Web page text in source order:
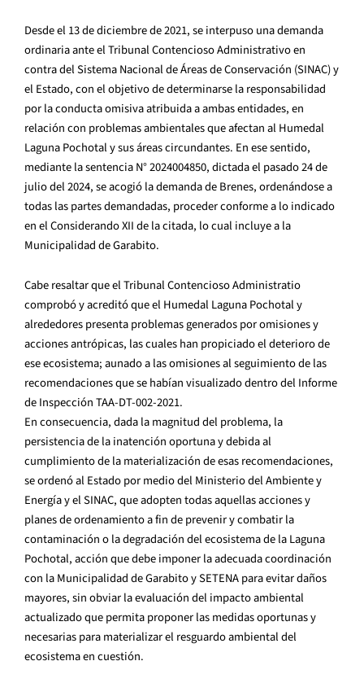
Desde el 13 de diciembre de 2021, se interpuso una demanda
ordinaria ante el Tribunal Contencioso Administrativo en
contra del Sistema Nacional de Áreas de Conservación (SINAC) y
el Estado, con el objetivo de determinarse la responsabilidad
por la conducta omisiva atribuida a ambas entidades, en
relación con problemas ambientales que afectan al Humedal
Laguna Pochotal y sus áreas circundantes. En ese sentido,
mediante la sentencia N° 2024004850, dictada el pasado 24 de
julio del 2024, se acogió la demanda de Brenes, ordenándose a
todas las partes demandadas, proceder conforme a lo indicado
en el Considerando XII de la citada, lo cual incluye a la
Municipalidad de Garabito.
Cabe resaltar que el Tribunal Contencioso Administratio
comprobó y acreditó que el Humedal Laguna Pochotal y
alrededores presenta problemas generados por omisiones y
acciones antrópicas, las cuales han propiciado el deterioro de
ese ecosistema; aunado a las omisiones al seguimiento de las
recomendaciones que se habían visualizado dentro del Informe
de Inspección TAA-DT-002-2021.
En consecuencia, dada la magnitud del problema, la
persistencia de la inatención oportuna y debida al
cumplimiento de la materialización de esas recomendaciones,
se ordenó al Estado por medio del Ministerio del Ambiente y
Energía y el SINAC, que adopten todas aquellas acciones y
planes de ordenamiento a fin de prevenir y combatir la
contaminación o la degradación del ecosistema de la Laguna
Pochotal, acción que debe imponer la adecuada coordinación
con la Municipalidad de Garabito y SETENA para evitar daños
mayores, sin obviar la evaluación del impacto ambiental
actualizado que permita proponer las medidas oportunas y
necesarias para materializar el resguardo ambiental del
ecosistema en cuestión.